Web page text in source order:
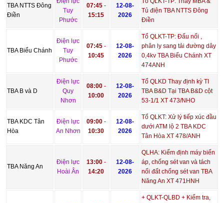
TBA NTTS Đông
Điền
Tuy
Phước
07:45-
15:15
12-08-
2026
Tủ điện TBA NTTS Đông
Điền
TBA Biểu Chánh
Điện lực
Tuy
Phước
07:45-
10:45
12-08-
2026
Tổ QLKT-TP: Đấu nối ,
phân ly sang tải đường dây
0,4kv TBA Biểu Chánh XT
474ANH
TBA B và D
Điện lực
Quy
Nhơn
08:00-
10:00
12-08-
2026
Tổ QLKD Thay định kỳ TI
TBA B&D Tại TBA B&D cột
53-1/1 XT 473/NHO
TBA KDC Tân
Hòa
Điện lực
An Nhơn
09:00-
10:30
12-08-
2026
Tổ QLKT: Xử lý tiếp xúc đầu
dưới ATM lộ 2 TBA KDC
Tân Hòa XT 478/ANH
TBA Năng An
Điện lực
Hoài Ân
13:00-
14:20
12-08-
2026
QLHA: Kiểm định máy biến
áp, chống sét van và tách
nối đất chống sét van TBA
Năng An XT 471HNH
+ QLKT-QLBD + Kiểm tra,